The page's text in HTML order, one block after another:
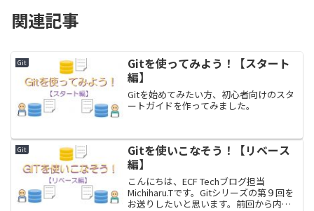
関連記事
Git
Gitを使ってみよう！【スタート
編】
Gitを始めてみたい方、初心者向けのスタ
ートガイドを作ってみました。
Git
Gitを使いこなそう！【リベース
編】
こんにちは、ECF Techブログ担当
Michiharu.Tです。Gitシリーズの第９回を
お送りしたいと思います。前回から内容